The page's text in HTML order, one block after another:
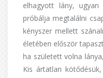
elhagyott lány,
próbálja megtalálni
kényszer mellett
életében először
ha született volna
Kis ártatlan